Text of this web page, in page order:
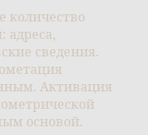
количество
адреса,
сведения.
Активация
основой.